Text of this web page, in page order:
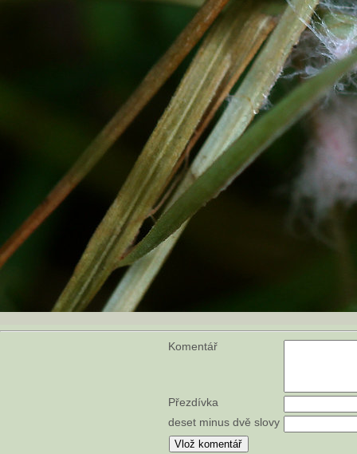
Komentář
Přezdívka
deset minus dvě slovy